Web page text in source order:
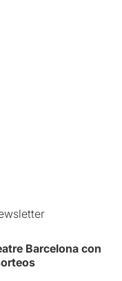
Barcelona con